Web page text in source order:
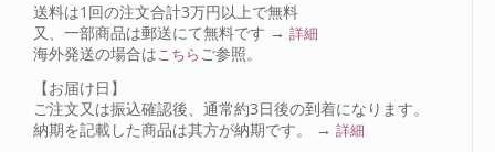
送料は1回の注文合計3万円以上で無料
又、一部商品は郵送にて無料です → 詳細
海外発送の場合はこちら ご参照。
【お届け日】
ご注文又は振込確認後、通常約3日後の到着になります。
納期を記載した商品は其方が納期です。 → 詳細